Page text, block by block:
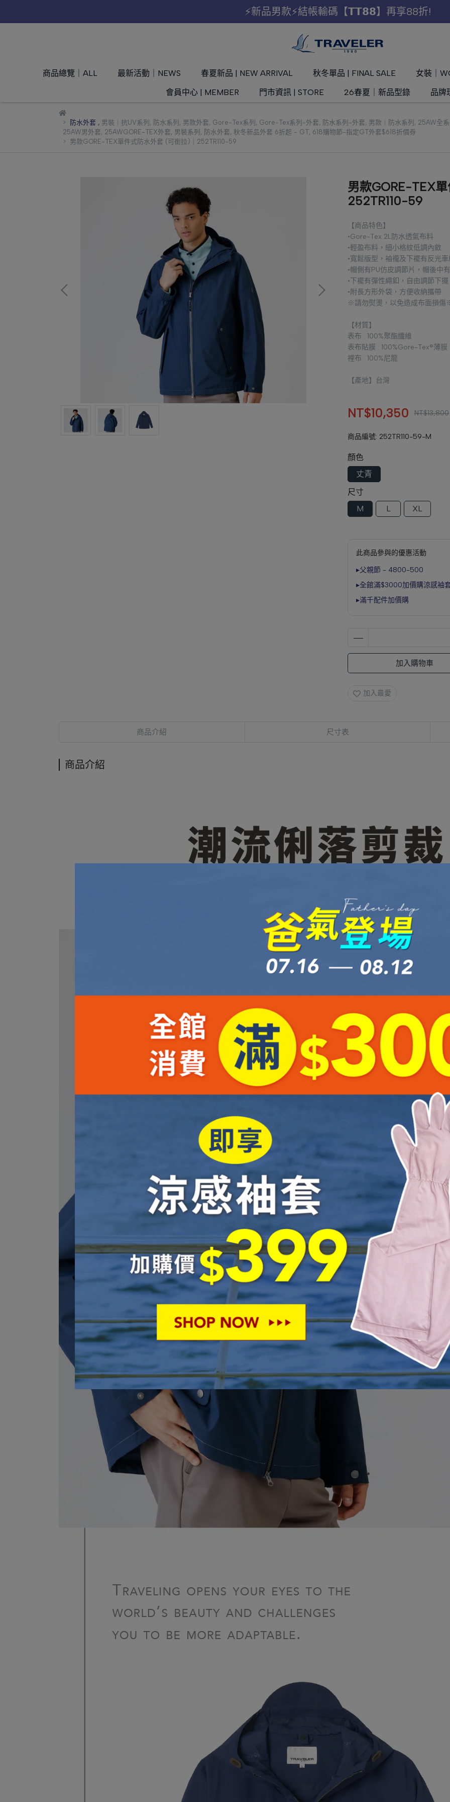
⚡新品男款⚡結帳輸碼【𝗧𝗧𝟴𝟴】再享88折!
商品總覽｜ALL 最新活動｜NEWS 春夏新品 | NEW ARRIVAL 秋冬單品 | FINAL SALE
女裝｜
會員中心 | MEMBER
門市資訊 | STORE 26春夏｜新品型錄 品牌
防水外套 , 男裝｜抗UV系列 , 防水系列 , 男款外套, Gore-Tex系列 , Gore-Tex系列-外套, 防水系列-外套, 男款｜防水系列 , 25AW全
25AW男外套, 25AWGORE-TEX外套, 男裝系列 , 防水外套, 秋冬新品外套 6折起 - GT, 618購物節-指定GT外套$618折價券
男款GORE-TEX單件式防水外套 (可銜拉)｜252TR110-59
男款GORE-TEX
252TR110-59
【商品特色】
•Gore-Tex 2L防水透氣布料
•輕盈布料，細小格紋低調內斂
•寬鬆版型，袖襱及下襬有反光
•帽側有PU仿皮調節片，帽後中
•下襬有彈性繩釦，自由調節下
•附長方形外袋，方便收納攜帶
※請勿熨燙，以免造成布面損
【材質】
表布 : 100%聚酯纖維
表布貼膜 : 100%Gore-Tex®薄膜
裡布 : 100%尼龍
【產地】台灣
NT$10,350 NT$13,800
商品編號: 252TR110-59-M
顏色
丈青
尺寸
M
L XL
此商品參與的優惠活動
▸父親節 - 4800-500
▸全館滿$3000加價購涼感袖
▸滿千配件加價購
加入購物車
加入最愛
商品介紹 尺寸表
商品介紹